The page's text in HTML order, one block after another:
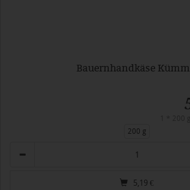
Bauernhandkäse
200 g
5,19 €